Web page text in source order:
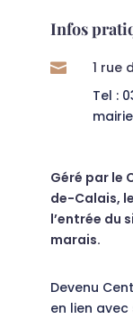
Infos

1 rue
Tel :
Géré par le
de-Calais,
l’entrée du
marais.
Devenu
en lien